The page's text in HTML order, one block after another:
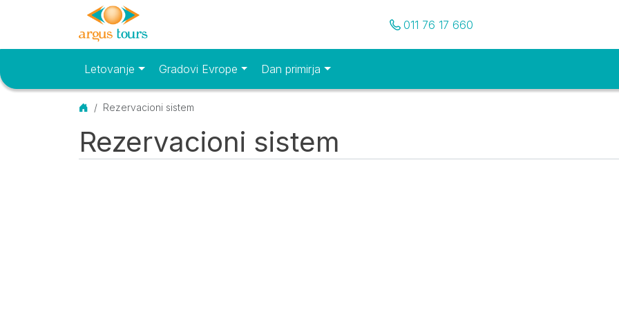
Pozovite nas
011 76 17 660
Osnovni meniLetovanje Gradovi Evrope Dan primirja
Početna
Rezervacioni sistem
Rezervacioni sistem